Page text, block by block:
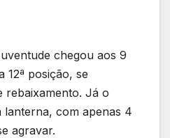
chegou aos 9
12ª posição, se
rebaixamento. Já o
lanterna, com apenas 4
agravar.